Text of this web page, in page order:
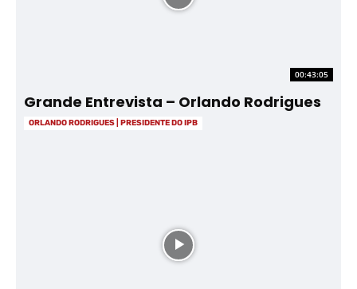
00:43:05
Grande Entrevista – Orlando Rodrigues
ORLANDO RODRIGUES | PRESIDENTE DO IPB